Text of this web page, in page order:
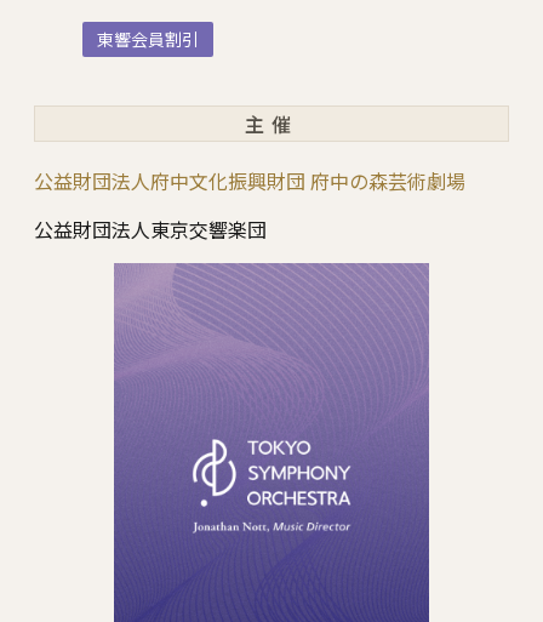
東響会員割引
主催
公益財団法人府中文化振興財団 府中の森芸術劇場
公益財団法人東京交響楽団